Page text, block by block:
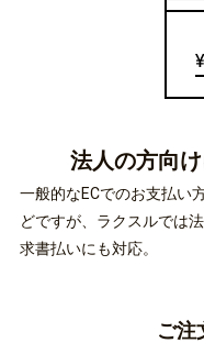
法人の方向
一般的なECでのお支払い
どですが、ラクスルでは
求書払いにも対応。
ご注